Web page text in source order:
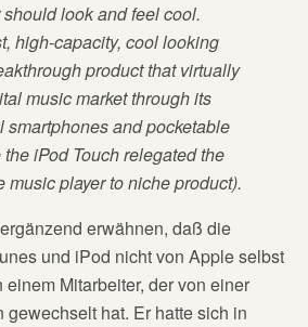
look and feel cool.
high-capacity, cool looking
product that virtually
music market through its
smartphones and pocketable
iPod Touch relegated the
music player to niche product).
erwähnen, daß die
und iPod nicht von Apple selbst
einem Mitarbeiter, der von einer
hat. Er hatte sich in